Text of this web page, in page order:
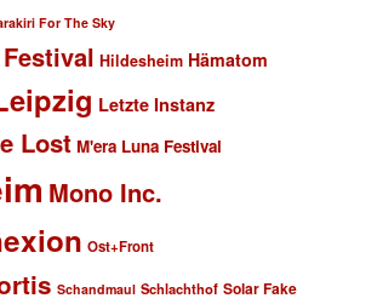
For The Sky
Hildesheim Hämatom
Letzte Instanz
Lost M'era Luna Festival
Mono Inc.
Ost+Front
Schandmaul Schlachthof Solar Fake